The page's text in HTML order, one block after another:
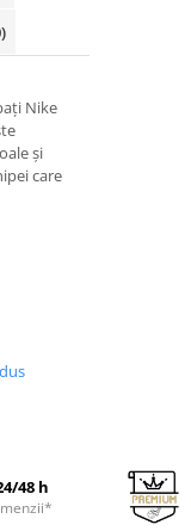
Nike
și
care
48 h